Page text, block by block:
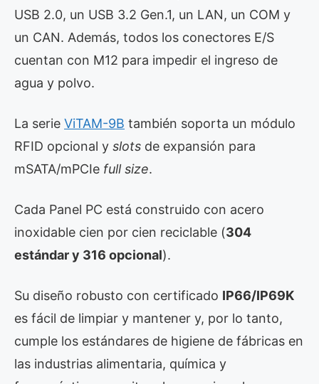
USB 2.0, un USB 3.2 Gen.1, un LAN, un COM y
un CAN. Además, todos los conectores E/S
cuentan con M12 para impedir el ingreso de
agua y polvo.
La serie ViTAM-9B también soporta un módulo
RFID opcional y slots de expansión para
mSATA/mPCIe full size.
Cada Panel PC está construido con acero
inoxidable cien por cien reciclable (304
estándar y 316 opcional).
Su diseño robusto con certificado IP66/IP69K
es fácil de limpiar y mantener y, por lo tanto,
cumple los estándares de higiene de fábricas en
las industrias alimentaria, química y